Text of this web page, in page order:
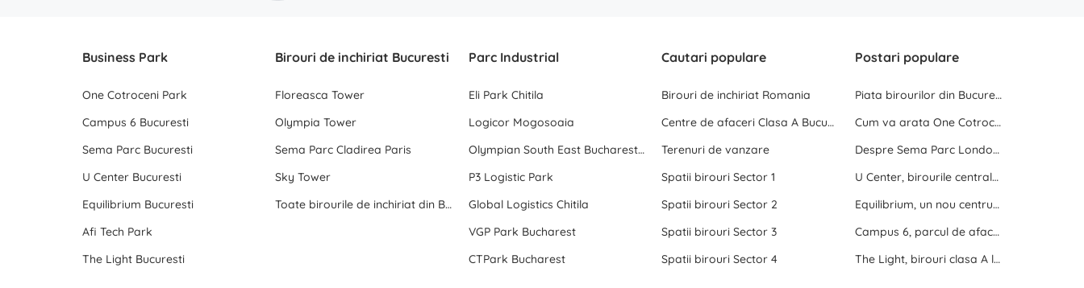
Business Park
One Cotroceni Park
Campus 6 Bucuresti
Sema Parc Bucuresti
U Center Bucuresti
Equilibrium Bucuresti
Afi Tech Park
The Light Bucuresti
Birouri de inchiriat Bucuresti
Floreasca Tower
Olympia Tower
Sema Parc Cladirea Paris
Sky Tower
Toate birourile de inchiriat din Bucuresti
Parc Industrial
Eli Park Chitila
Logicor Mogosoaia
Olympian South East Bucharest Park
P3 Logistic Park
Global Logistics Chitila
VGP Park Bucharest
CTPark Bucharest
Cautari populare
Birouri de inchiriat Romania
Centre de afaceri Clasa A Bucuresti
Terenuri de vanzare
Spatii birouri Sector 1
Spatii birouri Sector 2
Spatii birouri Sector 3
Spatii birouri Sector 4
Postari populare
Piata birourilor din Bucuresti la inceput de 2025
Cum va arata One Cotroceni Park
Despre Sema Parc London si Sema Parc Oslo
U Center, birourile centrale dintre doua parcuri
Equilibrium, un nou centru de birouri langa Promenada Mall
Campus 6, parcul de afaceri de langa Politehnica Bucuresti
The Light, birouri clasa A langa Politehnica Bucuresti